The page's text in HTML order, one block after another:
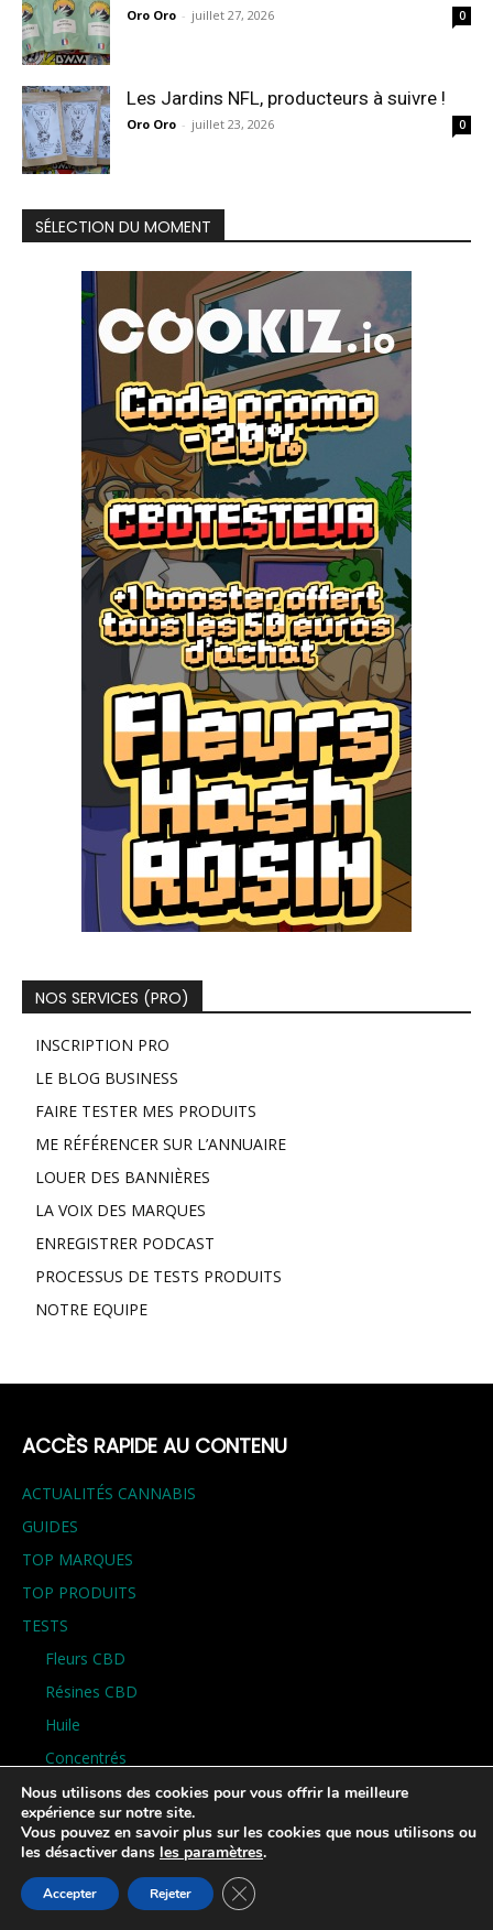
Oro Oro - juillet 27, 2026 0
Les Jardins NFL, producteurs à suivre !
Oro Oro - juillet 23, 2026 0
SÉLECTION DU MOMENT
NOS SERVICES (PRO)
INSCRIPTION PRO
LE BLOG BUSINESS
FAIRE TESTER MES PRODUITS
ME RÉFÉRENCER SUR L’ANNUAIRE
LOUER DES BANNIÈRES
LA VOIX DES MARQUES
ENREGISTRER PODCAST
PROCESSUS DE TESTS PRODUITS
NOTRE EQUIPE
ACCÈS RAPIDE AU CONTENU
ACTUALITÉS CANNABIS
GUIDES
TOP MARQUES
TOP PRODUITS
TESTS
Fleurs CBD
Résines CBD
Huile
Concentrés
Cosmétiques
Comestible & Alimentation
Divers, Accessoires, Autre
VAPE
Nous utilisons des cookies pour vous offrir la meilleure
expérience sur notre site.
Vous pouvez en savoir plus sur les cookies que nous utilisons ou
les désactiver dans les paramètres.
Accepter Rejeter Fermer la bannière des cookies